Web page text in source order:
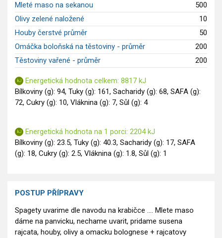
Sladké pokrmy
Dezerty
Nápoje
Ostatní
Dětské recepty
Mleté maso na sekanou
500
Olivy zelené naložené
10
Houby čerstvé průměr
50
Omáčka boloňská na těstoviny - průměr
200
Těstoviny vařené - průměr
200
Energetická hodnota celkem: 8817 kJ
Bílkoviny (g): 94, Tuky (g): 161, Sacharidy (g): 68, SAFA (g):
72, Cukry (g): 10, Vláknina (g): 7, Sůl (g): 4
Energetická hodnota na 1 porci: 2204 kJ
Bílkoviny (g): 23.5, Tuky (g): 40.3, Sacharidy (g): 17, SAFA
(g): 18, Cukry (g): 2.5, Vláknina (g): 1.8, Sůl (g): 1
POSTUP PŘÍPRAVY
Spagety uvarime dle navodu na krabičce .... Mlete maso
dáme na panvicku, nechame uvarit, pridame susena
rajcata, houby, olivy a omacku bolognese + rajcatovy